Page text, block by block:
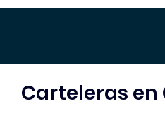
Carteleras en